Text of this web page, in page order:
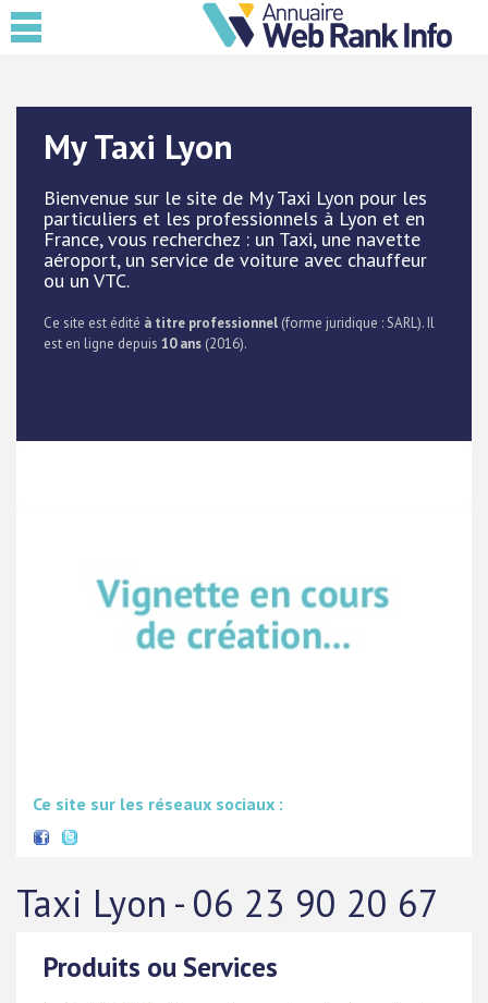
My Taxi Lyon
Bienvenue sur le site de My Taxi Lyon pour les
particuliers et les professionnels à Lyon et en
France, vous recherchez : un Taxi, une navette
aéroport, un service de voiture avec chauffeur
ou un VTC.
Ce site est édité à titre professionnel (forme juridique : SARL). Il
est en ligne depuis 10 ans (2016).
Ce site sur les réseaux sociaux :
Taxi Lyon - 06 23 90 20 67
Produits ou Services